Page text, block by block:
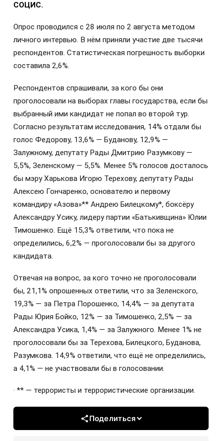
СОЦИС.
Опрос проводился с 28 июля по 2 августа методом
личного интервью. В нём приняли участие две тысячи
респондентов. Статистическая погрешность выборки
составила 2,6%.
Респондентов спрашивали, за кого бы они
проголосовали на выборах главы государства, если бы
выбранный ими кандидат не попал во второй тур.
Согласно результатам исследования, 14% отдали бы
голос Федорову, 13,6% — Буданову, 12,9% —
Залужному, депутату Рады Дмитрию Разумкову —
5,5%, Зеленскому — 5,5%. Менее 5% голосов досталось
бы мэру Харькова Игорю Терехову, депутату Рады
Алексею Гончаренко, основателю и первому
командиру «Азова»** Андрею Билецкому*, боксёру
Александру Усику, лидеру партии «Батькивщина» Юлии
Тимошенко. Ещё 15,3% ответили, что пока не
определились, 6,2% — проголосовали бы за другого
кандидата.
Отвечая на вопрос, за кого точно не проголосовали
бы, 21,1% опрошенных ответили, что за Зеленского,
19,3% — за Петра Порошенко, 14,4% — за депутата
Рады Юрия Бойко, 12% — за Тимошенко, 2,5% — за
Александра Усика, 1,4% — за Залужного. Менее 1% не
проголосовали бы за Терехова, Билецкого, Буданова,
Разумкова. 14,9% ответили, что ещё не определились,
а 4,1% — не участвовали бы в голосовании.
· ** — террористы и террористические организации.
Поделиться